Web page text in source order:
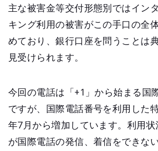
主な被害金等交付形態別ではイン
キング利用の被害がこの手口の全
めており、銀行口座を問うことは
見受けられます。
今回の電話は「+1」から始まる国
ですが、国際電話番号を利用した
年7月から増加しています。利用
が国際電話の発信、着信をできな